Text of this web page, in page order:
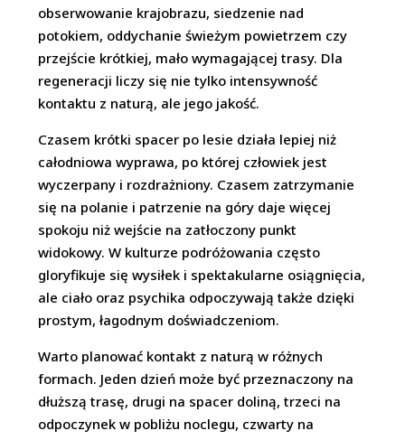
obserwowanie krajobrazu, siedzenie nad
potokiem, oddychanie świeżym powietrzem czy
przejście krótkiej, mało wymagającej trasy. Dla
regeneracji liczy się nie tylko intensywność
kontaktu z naturą, ale jego jakość.
Czasem krótki spacer po lesie działa lepiej niż
całodniowa wyprawa, po której człowiek jest
wyczerpany i rozdrażniony. Czasem zatrzymanie
się na polanie i patrzenie na góry daje więcej
spokoju niż wejście na zatłoczony punkt
widokowy. W kulturze podróżowania często
gloryfikuje się wysiłek i spektakularne osiągnięcia,
ale ciało oraz psychika odpoczywają także dzięki
prostym, łagodnym doświadczeniom.
Warto planować kontakt z naturą w różnych
formach. Jeden dzień może być przeznaczony na
dłuższą trasę, drugi na spacer doliną, trzeci na
odpoczynek w pobliżu noclegu, czwarty na